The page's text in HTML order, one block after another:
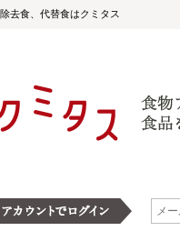
去食、代替食はクミタス